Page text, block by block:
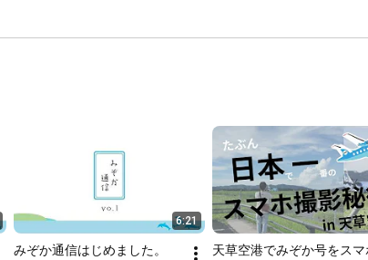
6:21
みぞか通信はじめました。
天草空港でみぞか号をスマ